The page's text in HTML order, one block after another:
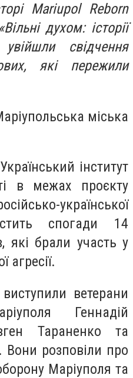
Mariupol Reborn
духом: історії
свідчення
які пережили
міська
інститут
в межах проєкту
української
спогади 14
які брали участь у
агресії.
ветерани
Геннадій
Тараненко та
Вони розповіли про
Маріуполя та